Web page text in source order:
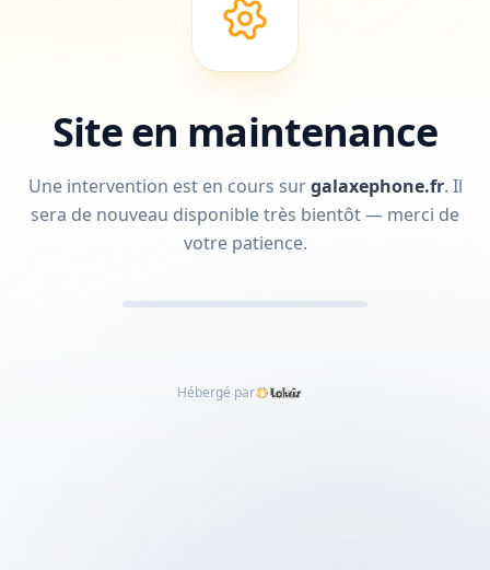
Site en maintenance
Une intervention est en cours surgalaxephone.fr. Il
sera de nouveau disponible très bientôt — merci de
votre patience.
Hébergé par